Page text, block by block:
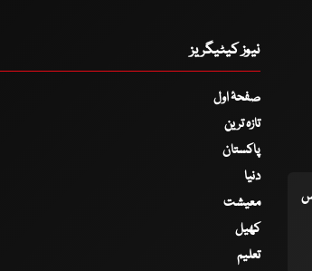
نیوز کیٹیگریز
صفحۂ اول
تازہ ترین
پاکستان
دنیا
معیشت
کھیل
تعلیم